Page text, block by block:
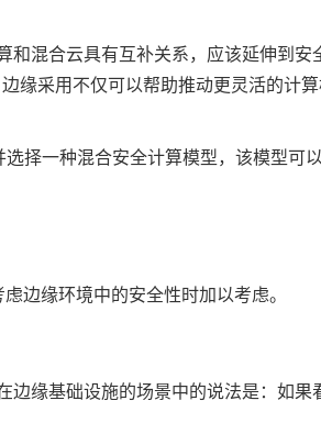
和混合云具有互补关系，应该延伸到安
缘采用不仅可以帮助推动更灵活的计
择一种混合安全计算模型，该模型可
边缘环境中的安全性时加以考虑。
边缘基础设施的场景中的说法是：如果